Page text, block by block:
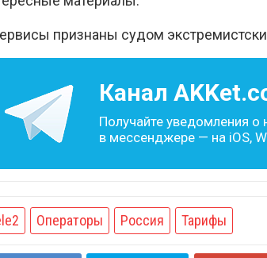
признаны судом
Канал
Получайте уведомления о
в мессенджере — на iOS,
Операторы Россия Тарифы